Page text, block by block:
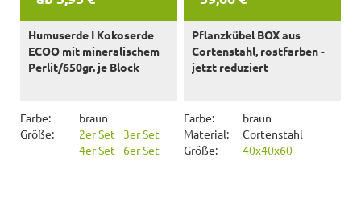
Humuserde I Kokoserde
ECOO mit mineralischem
Perlit/650gr. je Block
Farbe:
braun
Größe:
2er Set
3er Set
4er Set
6er Set
Pflanzkübel BOX aus
Cortenstahl, rostfarben -
jetzt reduziert
Farbe:
braun
Material:
Cortenstahl
Größe:
40x40x60